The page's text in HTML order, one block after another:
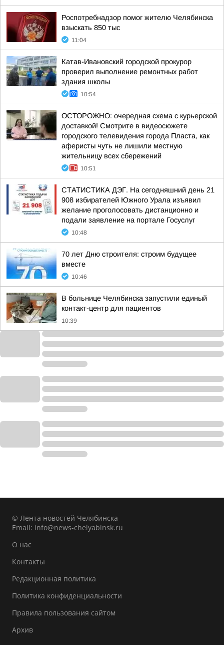
Роспотребнадзор помог жителю Челябинска
взыскать 850 тыс
11:04
Катав-Ивановский городской прокурор
проверил выполнение ремонтных работ
здания школы
10:54
ОСТОРОЖНО: очередная схема с курьерской
доставкой! Смотрите в видеосюжете
городского телевидения города Пласта, как
аферисты чуть не лишили местную
жительницу всех сбережений
10:51
СТАТИСТИКА ДЭГ. На сегодняшний день 21
908 избирателей Южного Урала изъявил
желание проголосовать дистанционно и
подали заявление на портале Госуслуг
10:48
70 лет Дню строителя: строим будущее
вместе
10:46
В больнице Челябинска запустили единый
контакт-центр для пациентов
10:39
© Лента новостей Челябинска
Email: info@news-chelyabinsk.ru
О нас
Контакты
Редакционная политика
Политика конфиденциальности
Правила пользования сайтом
Архив